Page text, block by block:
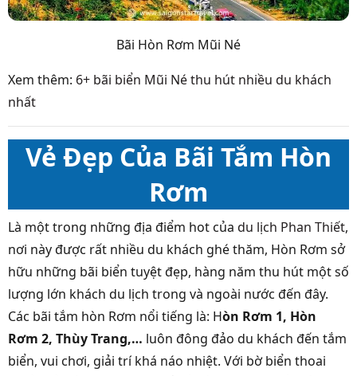
Bãi Hòn Rơm Mũi Né
Xem thêm: 6+ bãi biển Mũi Né thu hút nhiều du khách
nhất
Vẻ Đẹp Của Bãi Tắm Hòn
Rơm
Là một trong những địa điểm hot của du lịch Phan Thiết,
nơi này được rất nhiều du khách ghé thăm, Hòn Rơm sở
hữu những bãi biển tuyệt đẹp, hàng năm thu hút một số
lượng lớn khách du lịch trong và ngoài nước đến đây.
Các bãi tắm hòn Rơm nổi tiếng là: Hòn Rơm 1, Hòn
Rơm 2, Thùy Trang,… luôn đông đảo du khách đến tắm
biển, vui chơi, giải trí khá náo nhiệt. Với bờ biển thoai